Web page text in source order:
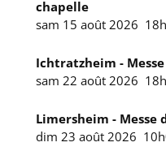
chapelle
sam 15 août 2026
Ichtratzheim -
sam 22 août 2026
Limersheim - Messe
dim 23 août 2026